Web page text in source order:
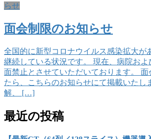
らせ
面会制限のお知らせ
全国的に新型コロナウイルス感染拡大が
継続している状況です。 現在、病院お
面禁止とさせていただいております。 面
たら、こちらのお知らせにて掲載いたし
解、 […]
最近の投稿